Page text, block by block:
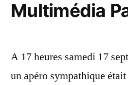
Multimédia
A 17 heures samedi 17
un apéro sympathique